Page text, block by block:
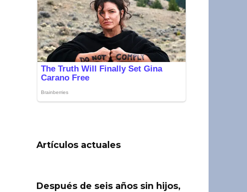
Artículos actuales
Después de seis años sin hijos,